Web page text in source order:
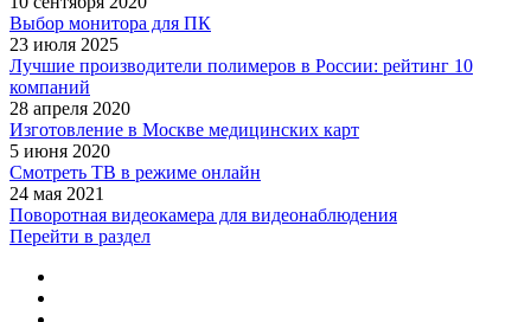
Выбор монитора для ПК
23 июля 2025
Лучшие производители полимеров в России: рейтинг 10
компаний
28 апреля 2020
Изготовление в Москве медицинских карт
5 июня 2020
Смотреть ТВ в режиме онлайн
24 мая 2021
Поворотная видеокамера для видеонаблюдения
Перейти в раздел